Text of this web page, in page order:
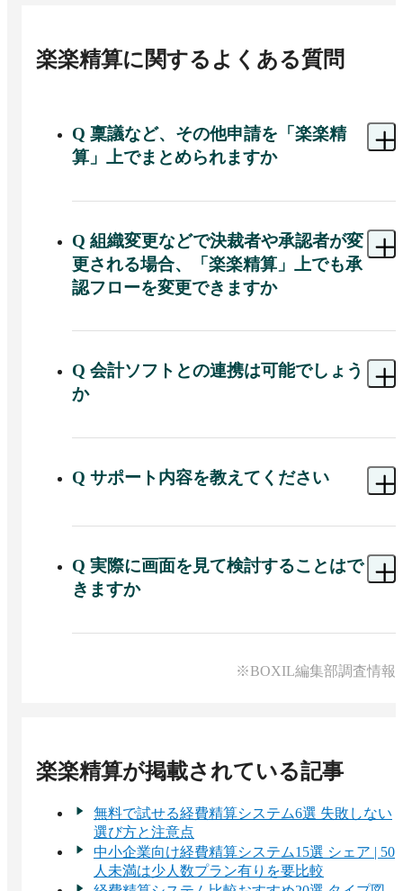
楽楽精算に関するよくある質問
Q 稟議など、その他申請を「楽楽精
算」上でまとめられますか
A 可能です。「楽楽精算」にはワークフロー機能
承認された稟議とその経費の申請を紐づけること
ができるなど、「楽楽精算」独自のメリットもあ
ります。
Q 組織変更などで決裁者や承認者が変
更される場合、「楽楽精算」上でも承
認フローを変更できますか
A 可能です。「楽楽精算」では柔軟なフロー変更
設定画面で簡単に操作できます。経費精算の金額
や内容などによってフローを分けることもできる
ので、組織変更だけでなく経費精算ルールの変更
す。変更の際に追加料金などは一切かかりません
Q 会計ソフトとの連携は可能でしょう
か
A あらゆる会計ソフトとの連携実績があります。
会計ソフトに取り込むためのCSVデータを作成で
きるようになっているため、会計ソフトへの入力
Q サポート内容を教えてください
A 導入支援から運用相談まで、寄り添ってサポー
導入支援期間中には、経理業務を理解した「専任
サポートスタッフ」が、電話やメール、WEBミー
ティングでお客様のシステム導入をしっかり伴
ジュールを一緒に考え、導入成功まで導きます。
おり、実績豊富なサポートスタッフが最適な運用
Q 実際に画面を見て検討することはで
きますか
A 無料トライアル、訪問デモ、オンラインデモに
担当者が操作方法を説明しながら実際の画面をお
※BOXIL編集部調査情報
楽楽精算が掲載されている記事
無料で試せる経費精算システム6選 失敗しない
選び方と注意点
中小企業向け経費精算システム15選 シェア | 50
人未満は少人数プラン有りを要比較